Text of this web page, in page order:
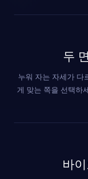
두
누워 자는 자세가 다
게 맞는 쪽을 선택하
바